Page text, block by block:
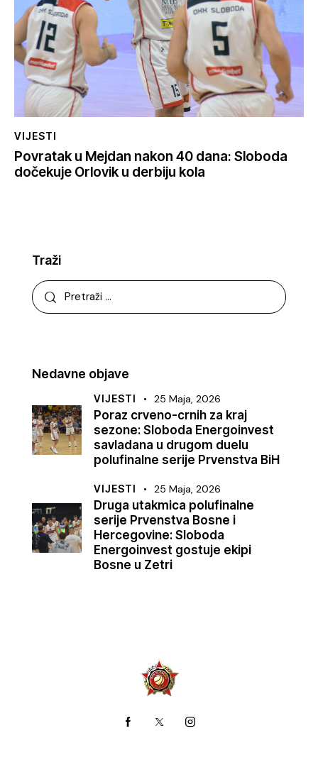
VIJESTI
Povratak u Mejdan nakon 40 dana: Sloboda
dočekuje Orlovik u derbiju kola
Traži
Nedavne objave
VIJESTI 25 Maja, 2026
Poraz crveno-crnih za kraj
sezone: Sloboda Energoinvest
savladana u drugom duelu
polufinalne serije Prvenstva BiH
VIJESTI 25 Maja, 2026
Druga utakmica polufinalne
serije Prvenstva Bosne i
Hercegovine: Sloboda
Energoinvest gostuje ekipi
Bosne u Zetri